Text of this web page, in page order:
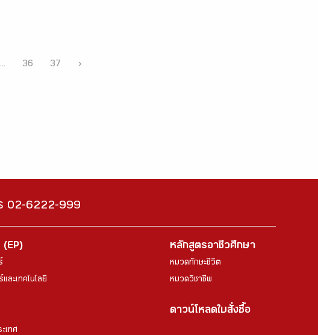
... 36 37 ›
02-6222-999
(EP)
ละเทคโนโลยี
เทศ
หลักสูตรอาชีวศึกษา
หมวดทักษะชีวิต
หมวดวิชาชีพ
ดาวน์โหลดใบสั่งซื้อ